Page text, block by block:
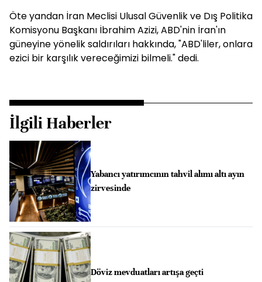
Öte yandan İran Meclisi Ulusal Güvenlik ve Dış Politika
Komisyonu Başkanı İbrahim Azizi, ABD'nin İran'ın
güneyine yönelik saldırıları hakkında, "ABD'liler, onlara
ezici bir karşılık vereceğimizi bilmeli." dedi.
İlgili Haberler
Yabancı yatırımcının tahvil alımı altı ayın
zirvesinde
Döviz mevduatları artışa geçti